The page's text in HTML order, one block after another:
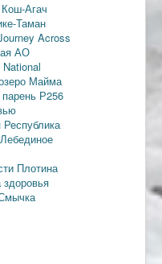
Кош-Агач
Таман
Across
АО
National
Майма
Р256
Республика
Лебединое
Плотина
здоровья